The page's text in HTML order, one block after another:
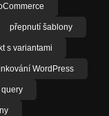
přepnutí šablony
s variantami
WordPress
query